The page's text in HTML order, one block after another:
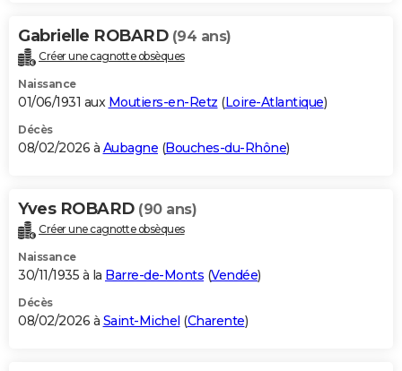
Gabrielle ROBARD (94 ans)
Créer une cagnotte obsèques
Naissance
01/06/1931 aux Moutiers-en-Retz (Loire-Atlantique)
Décès
08/02/2026 à Aubagne (Bouches-du-Rhône)
Yves ROBARD (90 ans)
Créer une cagnotte obsèques
Naissance
30/11/1935 à la Barre-de-Monts (Vendée)
Décès
08/02/2026 à Saint-Michel (Charente)